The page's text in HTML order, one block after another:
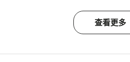
查看更多